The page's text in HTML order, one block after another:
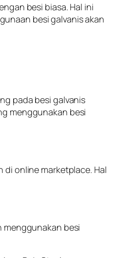
besi biasa. Hal ini
besi galvanis akan
pada besi galvanis
menggunakan besi
online marketplace. Hal
menggunakan besi